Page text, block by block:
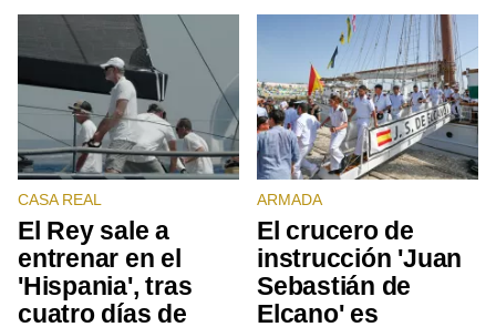
CASA REAL
El Rey sale a
entrenar en el
'Hispania', tras
cuatro días de
ARMADA
El crucero de
instrucción 'Juan
Sebastián de
Elcano' es